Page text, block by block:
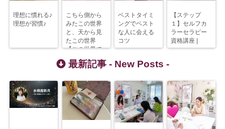
理想に慣れる♪
理想が習慣♪
こちら側から
みたこの世界
と、天から見
たこの世界
【この世界で
やることと
は？】
ベストタイミ
ングでベスト
な人に会える
コツ
【ステップ
１】セルフカ
ラーセラピー
資格講座 |
最新記事 - New Posts -